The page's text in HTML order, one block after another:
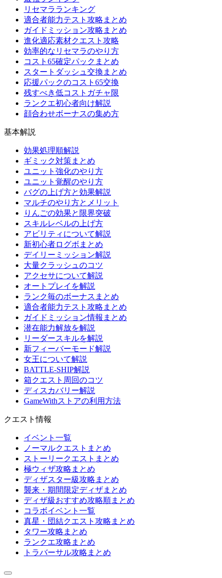
リセマラランキング
適合者能力テスト攻略まとめ
ガイドミッション攻略まとめ
進化適応素材クエスト攻略
効率的なリセマラのやり方
コスト65確定パックまとめ
スタートダッシュ交換まとめ
応援パックのコスト65交換
残すべき低コストガチャ限
ランクエ初心者向け解説
顔合わせボーナスの集め方
基本解説
効果処理順解説
ギミック対策まとめ
ユニット強化のやり方
ユニット覚醒のやり方
バグの上げ方と効果解説
マルチのやり方とメリット
りんごの効果と限界突破
スキルレベルの上げ方
アビリティについて解説
新初心者ログボまとめ
デイリーミッション解説
大量クラッシュのコツ
アクセサについて解説
オートプレイを解説
ランク毎のボーナスまとめ
適合者能力テスト攻略まとめ
ガイドミッション情報まとめ
潜在能力解放を解説
リーダースキルを解説
新フィーバーモード解説
女王について解説
BATTLE-SHIP解説
箱クエスト周回のコツ
ディスカバリー解説
GameWithストアの利用方法
クエスト情報
イベント一覧
ノーマルクエストまとめ
ストーリークエストまとめ
極ウィザ攻略まとめ
ディザスター級攻略まとめ
襲来・期間限定ディザまとめ
ディザ級おすすめ攻略順まとめ
コラボイベント一覧
真星・団結クエスト攻略まとめ
タワー攻略まとめ
ランクエ攻略まとめ
トラバーサル攻略まとめ